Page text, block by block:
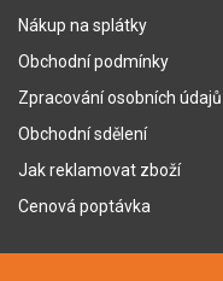
Nákup na splátky
Obchodní podmínky
Zpracování osobních údajů
Obchodní sdělení
Jak reklamovat zboží
Cenová poptávka